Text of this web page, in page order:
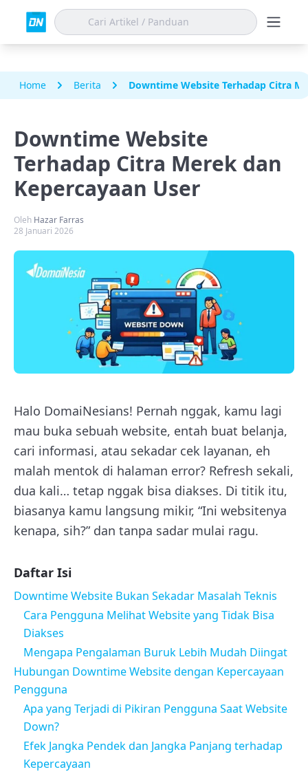
Home Berita Downtime Website Terhadap Citra
Downtime Website
Terhadap Citra Merek dan
Kepercayaan User
Oleh Hazar Farras
28 Januari 2026
Halo DomaiNesians! Pernah nggak, kamu lagi
mau buka sebuah website, entah buat belanja,
cari informasi, atau sekadar cek layanan, eh
malah mentok di halaman error? Refresh sekali,
dua kali… tetap nggak bisa diakses. Di titik itu,
biasanya kamu langsung mikir, “Ini websitenya
kenapa, sih?” dan tanpa sadar mulai ragu.
Daftar Isi
Downtime Website Bukan Sekadar Masalah Teknis
Cara Pengguna Melihat Website yang Tidak Bisa
Diakses
Mengapa Pengalaman Buruk Lebih Mudah Diingat
Hubungan Downtime Website dengan Kepercayaan
Pengguna
Apa yang Terjadi di Pikiran Pengguna Saat Website
Down?
Efek Jangka Pendek dan Jangka Panjang terhadap
Kepercayaan